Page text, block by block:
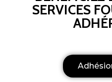
SERVICES